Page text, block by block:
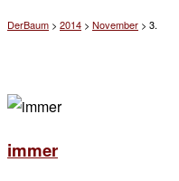
DerBaum > 2014 > November > 3.
immer